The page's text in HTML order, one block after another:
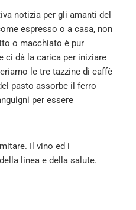
notizia per gli amanti del
espresso o a casa, non
o macchiato è pur
ci dà la carica per iniziare
le tre tazzine di caffè
pasto assorbe il ferro
per essere
Il vino ed i
linea e della salute.